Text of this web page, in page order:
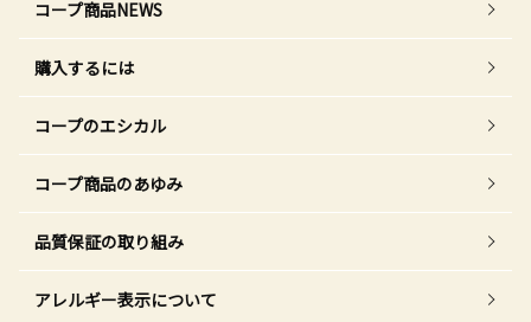
コープ商品NEWS
購入するには
コープのエシカル
コープ商品のあゆみ
品質保証の取り組み
アレルギー表示について